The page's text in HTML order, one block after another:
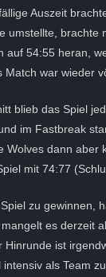
Auszeit
umstellte, brachte
auf 54:55 heran,
Match war wieder
blieb das Spiel
im Fastbreak
Wolves dann
mit 74:77
zu gewinnen,
es derzeit
Hinrunde ist
als Team